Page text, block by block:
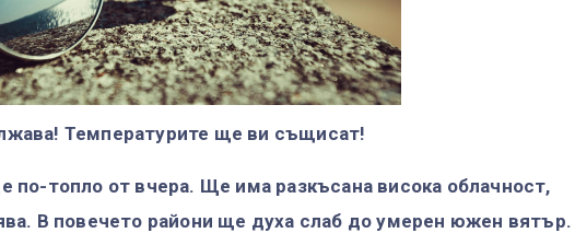
Температурите ще ви същисат!
топло от вчера. Ще има разкъсана висока облачност,
В повечето райони ще духа слаб до умерен южен вятър.